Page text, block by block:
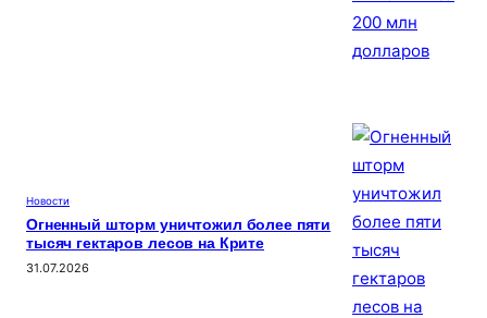
Новости
Огненный шторм уничтожил более пяти
тысяч гектаров лесов на Крите
31.07.2026